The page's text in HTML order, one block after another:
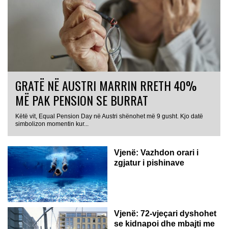
GRATË NË AUSTRI MARRIN RRETH 40%
MË PAK PENSION SE BURRAT
Këtë vit, Equal Pension Day në Austri shënohet më 9 gusht. Kjo datë
simbolizon momentin kur...
Vjenë: Vazhdon orari i
zgjatur i pishinave
Vjenë: 72-vjeçari dyshohet
se kidnapoi dhe mbajti me